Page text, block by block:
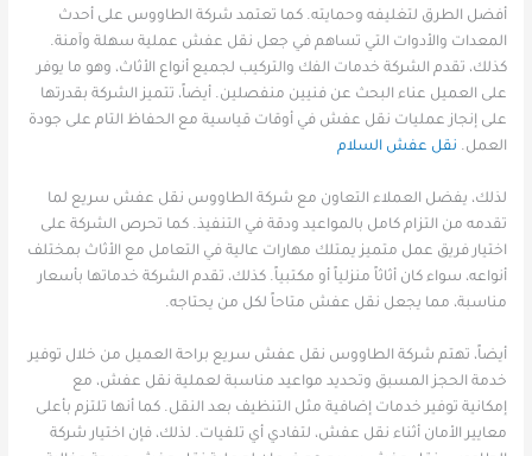
أفضل الطرق لتغليفه وحمايته. كما تعتمد شركة الطاووس على أحدث
المعدات والأدوات التي تساهم في جعل نقل عفش عملية سهلة وآمنة.
كذلك، تقدم الشركة خدمات الفك والتركيب لجميع أنواع الأثاث، وهو ما يوفر
على العميل عناء البحث عن فنيين منفصلين. أيضاً، تتميز الشركة بقدرتها
على إنجاز عمليات نقل عفش في أوقات قياسية مع الحفاظ التام على جودة
العمل. نقل عفش السلام
لذلك، يفضل العملاء التعاون مع شركة الطاووس نقل عفش سريع لما
تقدمه من التزام كامل بالمواعيد ودقة في التنفيذ. كما تحرص الشركة على
اختيار فريق عمل متميز يمتلك مهارات عالية في التعامل مع الأثاث بمختلف
أنواعه، سواء كان أثاثاً منزلياً أو مكتبياً. كذلك، تقدم الشركة خدماتها بأسعار
مناسبة، مما يجعل نقل عفش متاحاً لكل من يحتاجه.
أيضاً، تهتم شركة الطاووس نقل عفش سريع براحة العميل من خلال توفير
خدمة الحجز المسبق وتحديد مواعيد مناسبة لعملية نقل عفش، مع
إمكانية توفير خدمات إضافية مثل التنظيف بعد النقل. كما أنها تلتزم بأعلى
معايير الأمان أثناء نقل عفش، لتفادي أي تلفيات. لذلك، فإن اختيار شركة